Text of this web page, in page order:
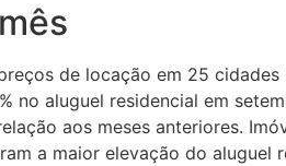
de locação em 25 cidades
no aluguel residencial em
aos meses anteriores.
a maior elevação do aluguel